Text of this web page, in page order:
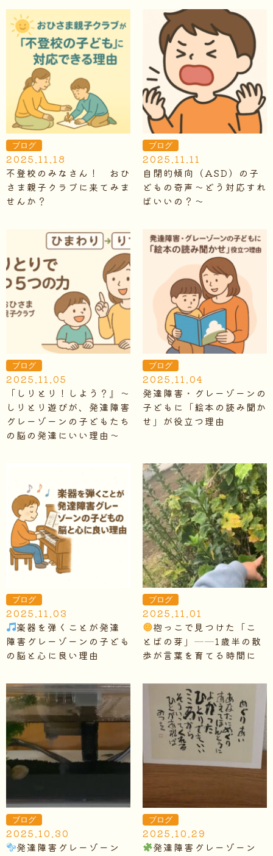
ブログ
2025.11.18
不登校のみなさん！ おひ
さま親子クラブに来てみま
せんか？
ブログ
2025.11.11
自閉的傾向（ASD）の子
どもの奇声～どう対応すれ
ばいいの？～
ブログ
2025.11.05
「しりとり！しよう？』～
しりとり遊びが、発達障害
グレーゾーンの子どもたち
の脳の発達にいい理由～
ブログ
2025.11.04
発達障害・グレーゾーンの
子どもに「絵本の読み聞か
せ」が役立つ理由
ブログ
2025.11.03
楽器を弾くことが発達
障害グレーゾーンの子ども
の脳と心に良い理由
ブログ
2025.11.01
抱っこで見つけた「こ
とばの芽」──1歳半の散
歩が言葉を育てる時間に
ブログ
2025.10.30
発達障害グレーゾーン
ブログ
2025.10.29
発達障害グレーゾーン